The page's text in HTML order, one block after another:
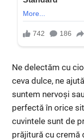
Ne delectăm cu
ceva dulce, ne
suntem nervoși
perfectă în orice
cuvintele sunt de
prăjitură cu cremă